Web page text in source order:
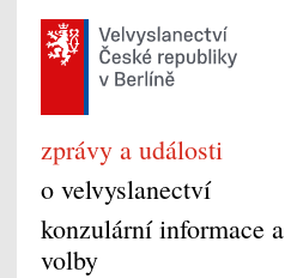
zprávy a události
o velvyslanectví
konzulární informace a
volby